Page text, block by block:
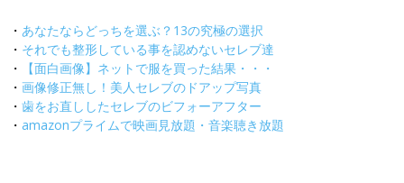
・ あなたならどっちを選ぶ？13の究極の選択
・ それでも整形している事を認めないセレブ達
・
【面白画像】ネットで服を買った結果・・・
・ 画像修正無し！美人セレブのドアップ写真
・ 歯をお直ししたセレブのビフォーアフター
・ amazonプライムで映画見放題・音楽聴き放題